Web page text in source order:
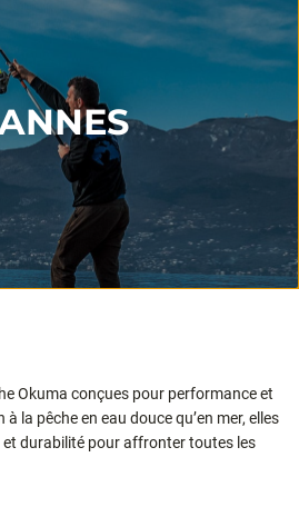
Okuma conçues pour performance et
la pêche en eau douce qu’en mer, elles
durabilité pour affronter toutes les